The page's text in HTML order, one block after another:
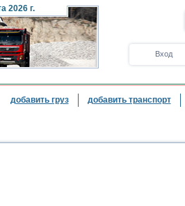
2026 г.
Вход
добавить груз добавить транспорт